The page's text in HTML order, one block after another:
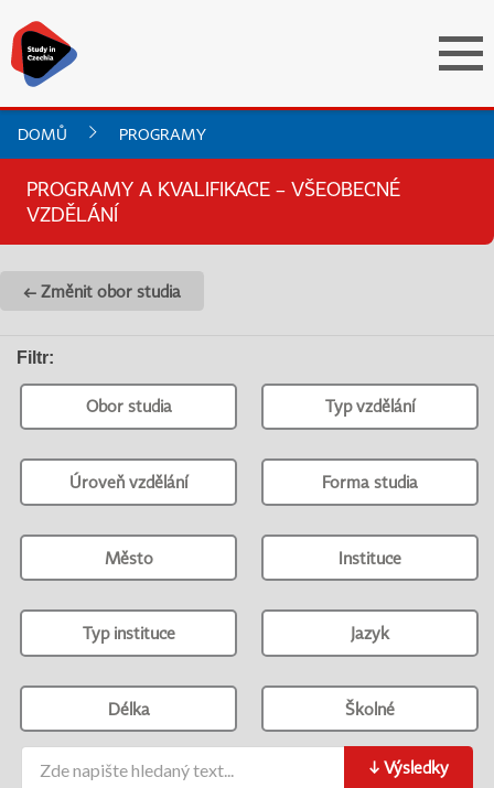
DOMŮ PROGRAMY
PROGRAMY A KVALIFIKACE – VŠEOBECNÉ
VZDĚLÁNÍ
← Změnit obor studia
Filtr:
Obor studia Typ vzdělání
Úroveň vzdělání Forma studia
Město Instituce
Typ instituce Jazyk
Délka Školné
↓ Výsledky